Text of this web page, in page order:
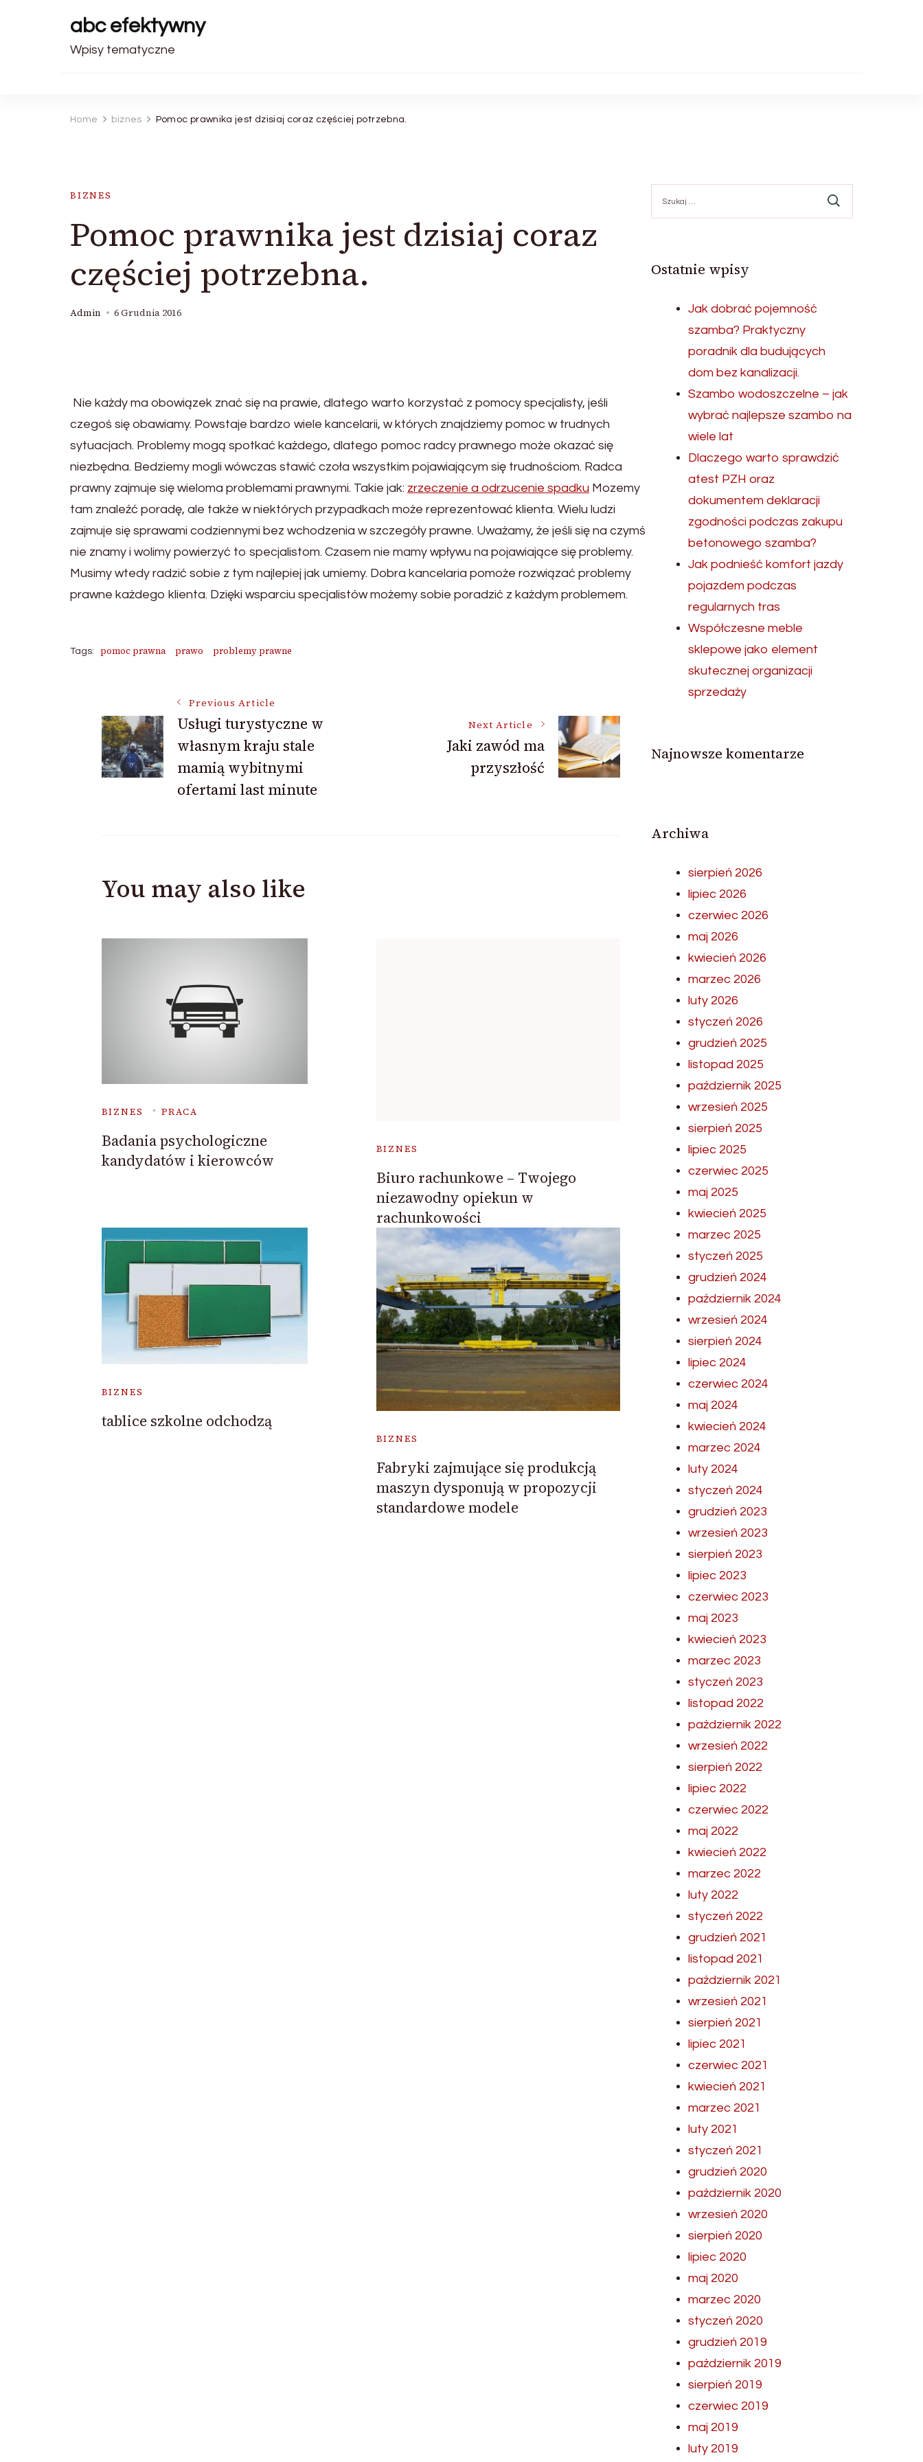
abc efektywny
Wpisy tematyczne
Home biznes Pomoc prawnika jest dzisiaj coraz częściej potrzebna.
BIZNES
Pomoc prawnika jest dzisiaj coraz
częściej potrzebna.
Admin 6 Grudnia 2016
Nie każdy ma obowiązek znać się na prawie, dlatego warto korzystać z pomocy specjalisty, jeśli
czegoś się obawiamy. Powstaje bardzo wiele kancelarii, w których znajdziemy pomoc w trudnych
sytuacjach. Problemy mogą spotkać każdego, dlatego pomoc radcy prawnego może okazać się
niezbędna. Bedziemy mogli wówczas stawić czoła wszystkim pojawiającym się trudnościom. Radca
prawny zajmuje się wieloma problemami prawnymi. Takie jak: zrzeczenie a odrzucenie spadku Mozemy
tam znaleźć poradę, ale także w niektórych przypadkach może reprezentować klienta. Wielu ludzi
zajmuje się sprawami codziennymi bez wchodzenia w szczegóły prawne. Uważamy, że jeśli się na czymś
nie znamy i wolimy powierzyć to specjalistom. Czasem nie mamy wpływu na pojawiające się problemy.
Musimy wtedy radzić sobie z tym najlepiej jak umiemy. Dobra kancelaria pomoże rozwiązać problemy
prawne każdego klienta. Dzięki wsparciu specjalistów możemy sobie poradzić z każdym problemem.
Tags: pomoc prawna prawo problemy prawne
Post
Navigation
Previous Article
Usługi turystyczne w
własnym kraju stale
mamią wybitnymi
ofertami last minute
Next Article
Jaki zawód ma
przyszłość
You may also like
BIZNES PRACA
Badania psychologiczne
kandydatów i kierowców
BIZNES
Biuro rachunkowe – Twojego
niezawodny opiekun w
rachunkowości
BIZNES
tablice szkolne odchodzą
BIZNES
Fabryki zajmujące się produkcją
maszyn dysponują w propozycji
standardowe modele
Ostatnie wpisy
Jak dobrać pojemność
szamba? Praktyczny
poradnik dla budujących
dom bez kanalizacji.
Szambo wodoszczelne – jak
wybrać najlepsze szambo na
wiele lat
Dlaczego warto sprawdzić
atest PZH oraz
dokumentem deklaracji
zgodności podczas zakupu
betonowego szamba?
Jak podnieść komfort jazdy
pojazdem podczas
regularnych tras
Współczesne meble
sklepowe jako element
skutecznej organizacji
sprzedaży
Najnowsze komentarze
Archiwa
sierpień 2026
lipiec 2026
czerwiec 2026
maj 2026
kwiecień 2026
marzec 2026
luty 2026
styczeń 2026
grudzień 2025
listopad 2025
październik 2025
wrzesień 2025
sierpień 2025
lipiec 2025
czerwiec 2025
maj 2025
kwiecień 2025
marzec 2025
styczeń 2025
grudzień 2024
październik 2024
wrzesień 2024
sierpień 2024
lipiec 2024
czerwiec 2024
maj 2024
kwiecień 2024
marzec 2024
luty 2024
styczeń 2024
grudzień 2023
wrzesień 2023
sierpień 2023
lipiec 2023
czerwiec 2023
maj 2023
kwiecień 2023
marzec 2023
styczeń 2023
listopad 2022
październik 2022
wrzesień 2022
sierpień 2022
lipiec 2022
czerwiec 2022
maj 2022
kwiecień 2022
marzec 2022
luty 2022
styczeń 2022
grudzień 2021
listopad 2021
październik 2021
wrzesień 2021
sierpień 2021
lipiec 2021
czerwiec 2021
kwiecień 2021
marzec 2021
luty 2021
styczeń 2021
grudzień 2020
październik 2020
wrzesień 2020
sierpień 2020
lipiec 2020
maj 2020
marzec 2020
styczeń 2020
grudzień 2019
październik 2019
sierpień 2019
czerwiec 2019
maj 2019
luty 2019